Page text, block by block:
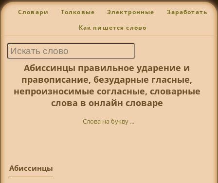
Словари Толковые Электронные Заработать
Как пишется слово
Абиссинцы правильное ударение и
правописание, безударные гласные,
непроизносимые согласные, словарные
слова в онлайн словаре
Слова на букву ...
Абиссинцы